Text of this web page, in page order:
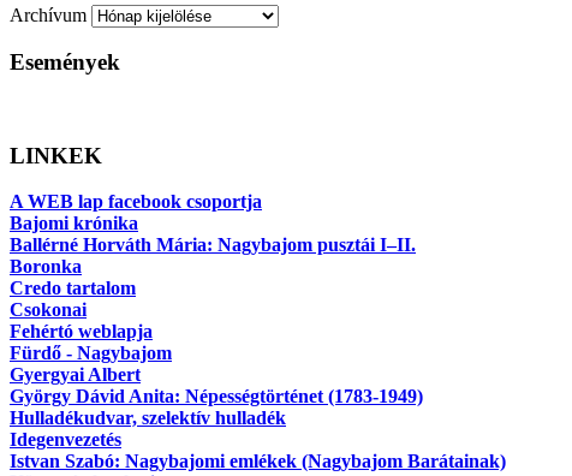
Archívum
Események
LINKEK
A WEB lap facebook csoportja
Bajomi krónika
Ballérné Horváth Mária: Nagybajom pusztái I–II.
Boronka
Credo tartalom
Csokonai
Fehértó weblapja
Fürdő - Nagybajom
Gyergyai Albert
György Dávid Anita: Népességtörténet (1783-1949)
Hulladékudvar, szelektív hulladék
Idegenvezetés
Istvan Szabó: Nagybajomi emlékek (Nagybajom Barátainak)